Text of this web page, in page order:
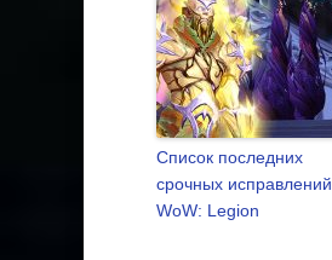
Список последних
срочных исправлений
WoW: Legion